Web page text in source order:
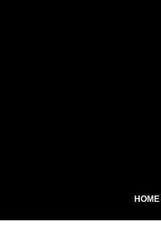
HOME